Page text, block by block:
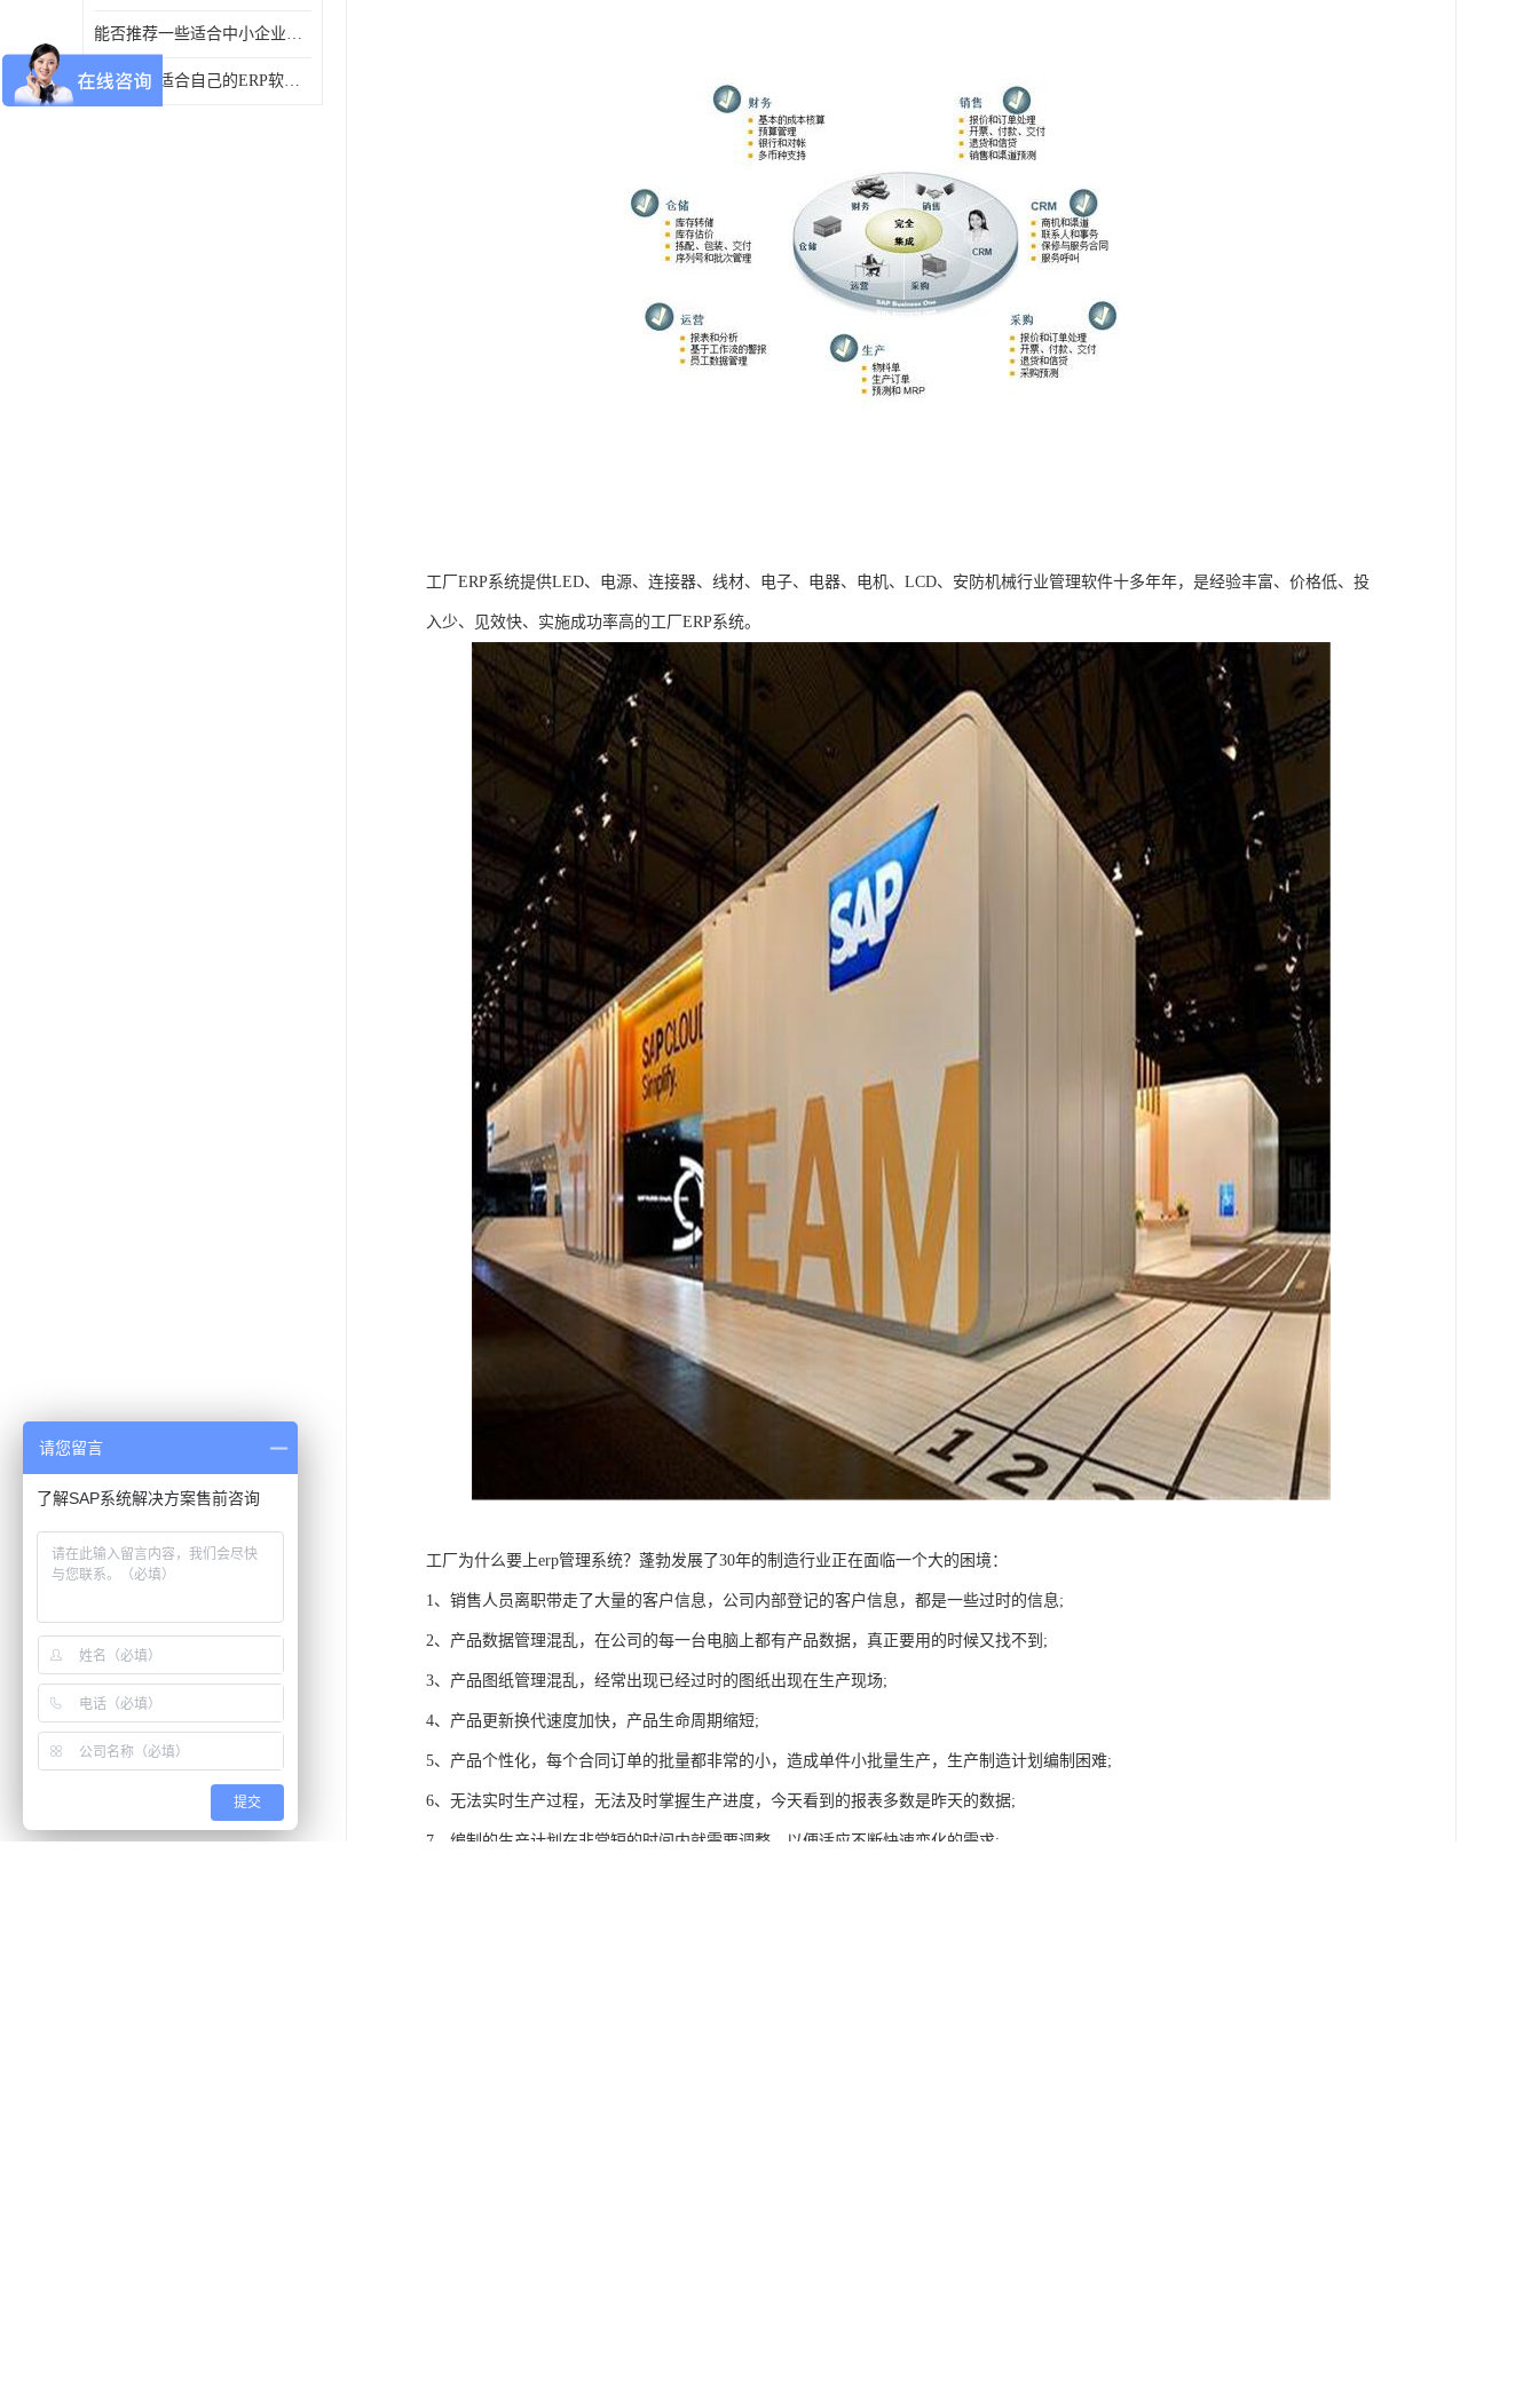
能否推荐一些适合中小企业的ERP企业管理软件？北京奥维奥
如何选择适合自己的ERP软件？北京奥维奥
工厂ERP系统提供LED、电源、连接器、线材、电子、电器、电机、LCD、安防机械行业管理软件十多年年，是经验丰富、价格低、投
入少、见效快、实施成功率高的工厂ERP系统。
工厂为什么要上erp管理系统？蓬勃发展了30年的制造行业正在面临一个大的困境：
1、销售人员离职带走了大量的客户信息，公司内部登记的客户信息，都是一些过时的信息;
2、产品数据管理混乱，在公司的每一台电脑上都有产品数据，真正要用的时候又找不到;
3、产品图纸管理混乱，经常出现已经过时的图纸出现在生产现场;
4、产品更新换代速度加快，产品生命周期缩短;
5、产品个性化，每个合同订单的批量都非常的小，造成单件小批量生产，生产制造计划编制困难;
6、无法实时生产过程，无法及时掌握生产进度，今天看到的报表多数是昨天的数据;
7、编制的生产计划在非常短的时间内就需要调整，以便适应不断快速变化的需求;
请您留言
了解SAP系统解决方案售前咨询
提交